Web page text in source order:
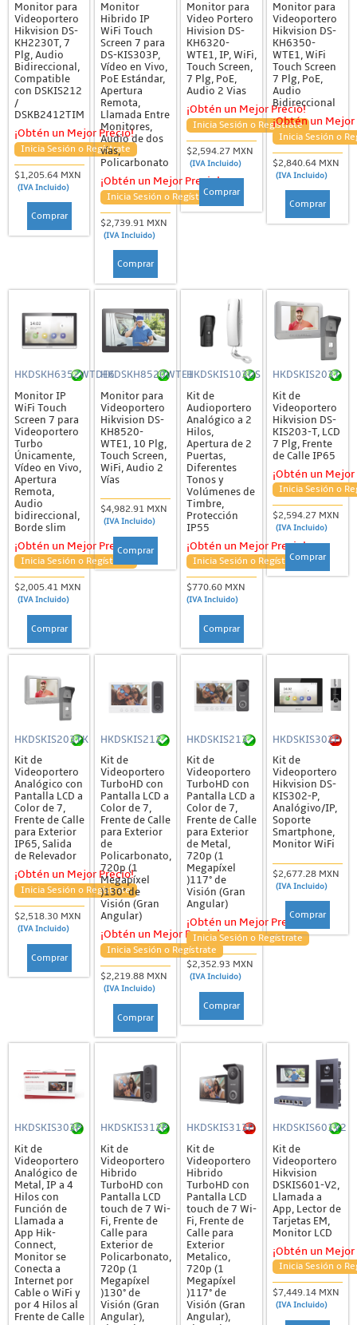
Monitor para
Videoportero
Hikvision DS-
KH2230T, 7
Plg, Audio
Bidireccional,
Compatible
con DSKIS212
/
DSKB2412TIM
¡Obtén un Mejor Precio!
Inicia Sesión o Regístrate
$1,205.64 MXN
(IVA Incluido)
Comprar
Monitor
Hibrido IP
WiFi Touch
Screen 7 para
DS-KIS303P,
Vídeo en Vivo,
PoE Estándar,
Apertura
Remota,
Llamada Entre
Monitores,
Audio de dos
vías,
Policarbonato
¡Obtén un Mejor Precio!
Inicia Sesión o Regístrate
$2,739.91 MXN
(IVA Incluido)
Comprar
Monitor para
Video Portero
Hivision DS-
KH6320-
WTE1, IP, WiFi,
Touch Screen,
7 Plg, PoE,
Audio 2 Vias
¡Obtén un Mejor Precio!
Inicia Sesión o Regístrate
$2,594.27 MXN
(IVA Incluido)
Comprar
Monitor para
Videoportero
Hikvision DS-
KH6350-
WTE1, WiFi
Touch Screen
7 Plg, PoE,
Audio
Bidireccional
¡Obtén un
Inicia Sesión o
$2,840.64 MXN
(IVA Incluido)
Comprar
HKDSKH6352WTDE6
Monitor IP
WiFi Touch
Screen 7 para
Videoportero
Turbo
Únicamente,
Vídeo en Vivo,
Apertura
Remota,
Audio
bidireccional,
Borde slim
¡Obtén un Mejor Precio!
Inicia Sesión o Regístrate
$2,005.41 MXN
(IVA Incluido)
Comprar
HKDSKH8520WTE1
Monitor para
Videoportero
Hikvision DS-
KH8520-
WTE1, 10 Plg,
Touch Screen,
WiFi, Audio 2
Vías
$4,982.91 MXN
(IVA Incluido)
Comprar
HKDSKIS103US
Kit de
Audioportero
Analógico a 2
Hilos,
Apertura de 2
Puertas,
Diferentes
Tonos y
Volúmenes de
Timbre,
Protección
IP55
¡Obtén un Mejor Precio!
Inicia Sesión o Regístrate
$770.60 MXN
(IVA Incluido)
Comprar
HKDSKIS203T
Kit de
Videoportero
Hikvision DS-
KIS203-T, LCD
7 Plg, Frente
de Calle IP65
¡Obtén un
Inicia Sesión o
$2,594.27 MXN
(IVA Incluido)
Comprar
HKDSKIS203TK
Kit de
Videoportero
Analógico con
Pantalla LCD a
Color de 7,
Frente de Calle
para Exterior
IP65, Salida
de Relevador
¡Obtén un Mejor Precio!
Inicia Sesión o Regístrate
$2,518.30 MXN
(IVA Incluido)
Comprar
HKDSKIS212
Kit de
Videoportero
TurboHD con
Pantalla LCD a
Color de 7,
Frente de Calle
para Exterior
de
Policarbonato,
720p (1
Megapíxel
)130° de
Visión (Gran
Angular)
¡Obtén un Mejor Precio!
Inicia Sesión o Regístrate
$2,219.88 MXN
(IVA Incluido)
Comprar
HKDSKIS213
Kit de
Videoportero
TurboHD con
Pantalla LCD a
Color de 7,
Frente de Calle
para Exterior
de Metal,
720p (1
Megapíxel
)117° de
Visión (Gran
Angular)
¡Obtén un Mejor Precio!
Inicia Sesión o Regístrate
$2,352.93 MXN
(IVA Incluido)
Comprar
HKDSKIS302P
Kit de
Videoportero
Hikvision DS-
KIS302-P,
Analógivo/IP,
Soporte
Smartphone,
Monitor WiFi
$2,677.28 MXN
(IVA Incluido)
Comprar
HKDSKIS303P
Kit de
Videoportero
Analógico de
Metal, IP a 4
Hilos con
Función de
Llamada a
App Hik-
Connect,
Monitor se
Conecta a
Internet por
Cable o WiFi y
por 4 Hilos al
Frente de Calle
HKDSKIS312P
Kit de
Videoportero
Hibrido
TurboHD con
Pantalla LCD
touch de 7 Wi-
Fi, Frente de
Calle para
Exterior de
Policarbonato,
720p (1
Megapíxel
)130° de
Visión (Gran
Angular),
HKDSKIS313P
Kit de
Videoportero
Hibrido
TurboHD con
Pantalla LCD
touch de 7 Wi-
Fi, Frente de
Calle para
Exterior
Metalico,
720p (1
Megapíxel
)117° de
Visión (Gran
Angular),
HKDSKIS601V2
Kit de
Videoportero
Hikvision
DSKIS601-V2,
Llamada a
App, Lector de
Tarjetas EM,
Monitor LCD
¡Obtén un
Inicia Sesión o
$7,449.14 MXN
(IVA Incluido)